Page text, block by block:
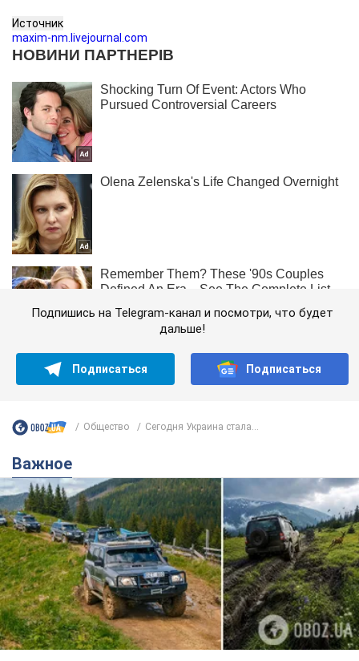
Источник
maxim-nm.livejournal.com
Подпишись на Telegram-канал и посмотри, что будет
дальше!
Подписаться Подписаться